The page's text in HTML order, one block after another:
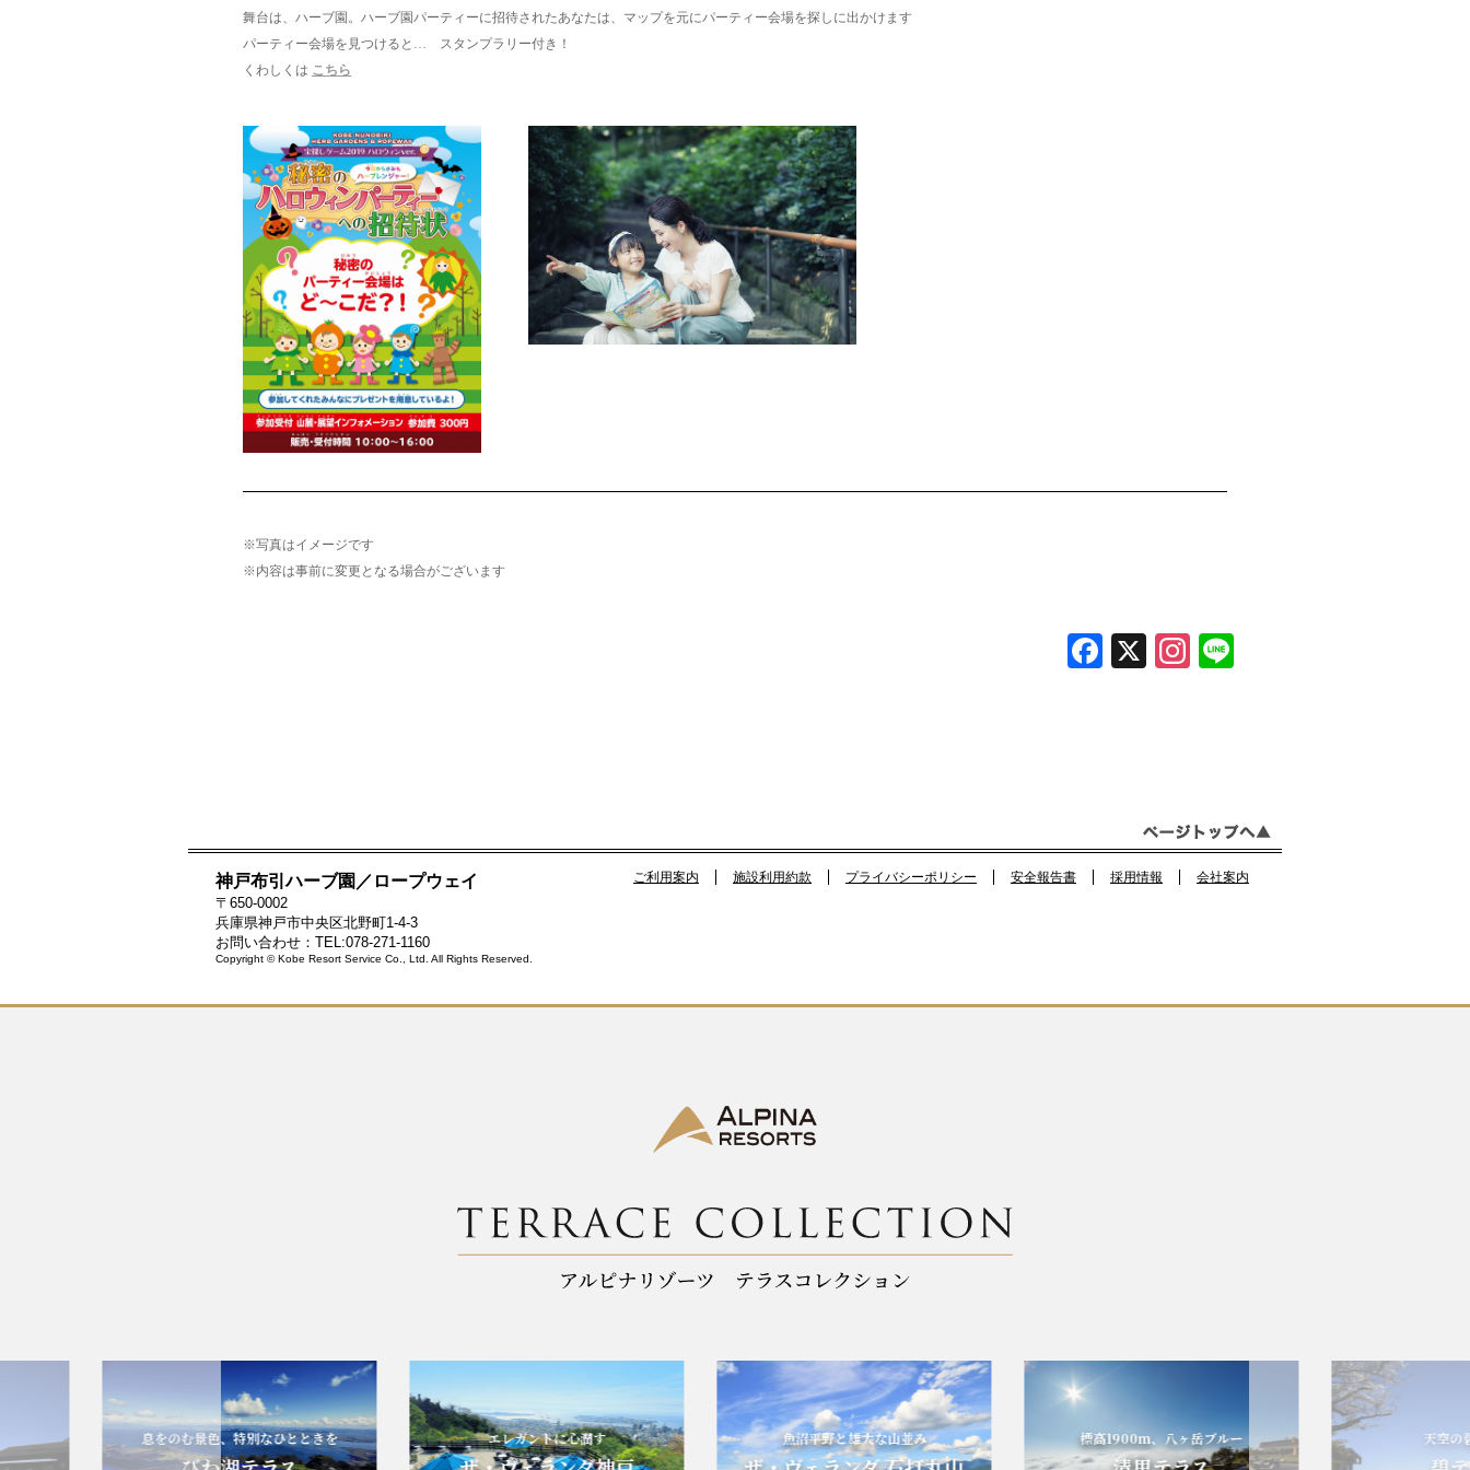
舞台は、ハーブ園。ハーブ園パーティーに招待されたあなたは、マップを元にパーティー会場を探しに出かけます
パーティー会場を見つけると… スタンプラリー付き！
くわしくは こちら
※写真はイメージです
※内容は事前に変更となる場合がございます
F
o
k
X In
m
神戸布引ハーブ園／ロープウェイ
〒650-0002
兵庫県神戸市中央区北野町1-4-3
お問い合わせ：TEL:078-271-1160
Copyright © Kobe Resort Service Co., Ltd. All Rights Reserved.
息をのむ景色、特別なひとときを エレガントに心潤す 魚沼平野と雄大な山並み 標高1900m、八ヶ岳ブルー 天空の碧の世界
ご利用案内 施設利用約款 プライバシーポリシー 安全報告書 採用情報 会社案内